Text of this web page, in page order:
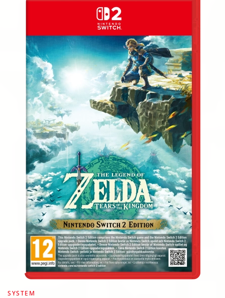
SYSTEM